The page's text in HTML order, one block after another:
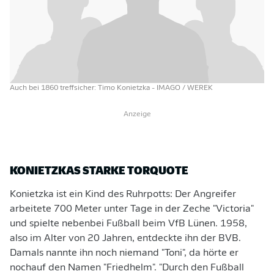
Auch bei 1860 treffsicher: Timo Konietzka - IMAGO / WEREK
Anzeige
KONIETZKAS STARKE TORQUOTE
Konietzka ist ein Kind des Ruhrpotts: Der Angreifer
arbeitete 700 Meter unter Tage in der Zeche "Victoria"
und spielte nebenbei Fußball beim VfB Lünen. 1958,
also im Alter von 20 Jahren, entdeckte ihn der BVB.
Damals nannte ihn noch niemand "Toni", da hörte er
nochauf den Namen "Friedhelm". "Durch den Fußball